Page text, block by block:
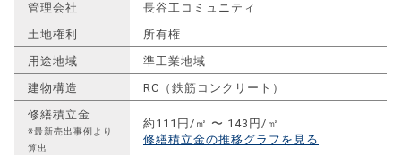
管理会社
長谷工コミュニティ
土地権利
所有権
用途地域
準工業地域
建物構造
RC（鉄筋コンクリート）
修繕積立金
※最新売出事例より
算出
約111円/㎡ 〜 143円/㎡
修繕積立金の推移グラフを見る